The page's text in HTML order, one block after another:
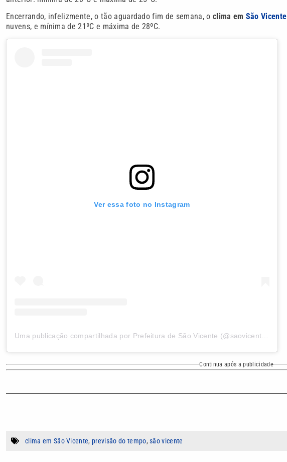
Encerrando, infelizmente, o tão aguardado fim de semana, o clima em São Vicente
nuvens, e mínima de 21ºC e máxima de 28ºC.
Ver essa foto no Instagram
Uma publicação compartilhada por Prefeitura de São Vicente (@saovicenteoficial)
Continua após a publicidade
clima em São Vicente, previsão do tempo,são vicente